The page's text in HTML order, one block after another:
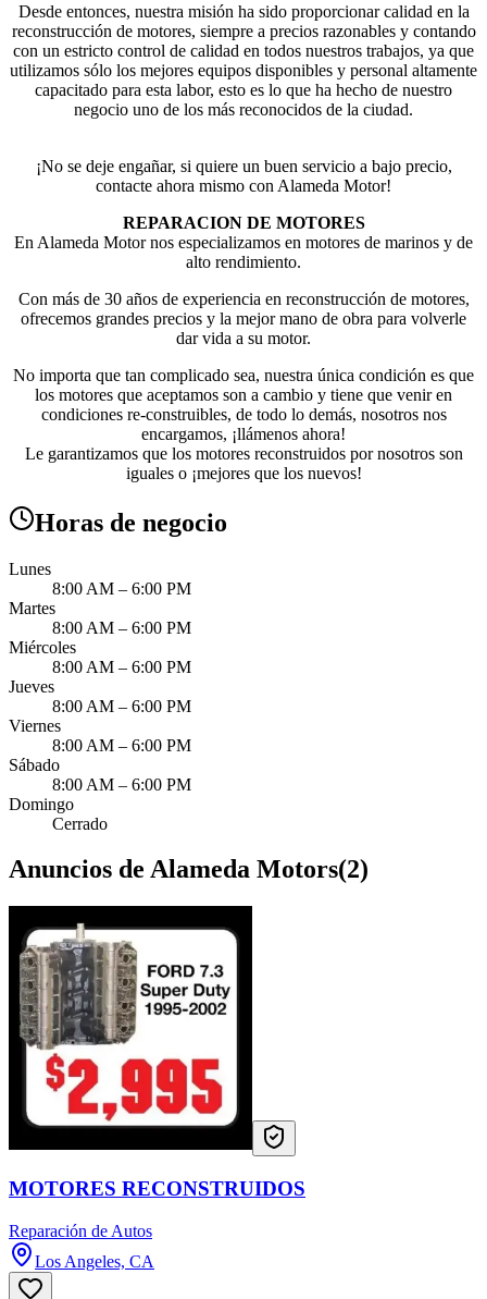
Desde entonces, nuestra misión ha sido proporcionar calidad en la
reconstrucción de motores, siempre a precios razonables y contando
con un estricto control de calidad en todos nuestros trabajos, ya que
utilizamos sólo los mejores equipos disponibles y personal altamente
capacitado para esta labor, esto es lo que ha hecho de nuestro
negocio uno de los más reconocidos de la ciudad.
¡No se deje engañar, si quiere un buen servicio a bajo precio,
contacte ahora mismo con Alameda Motor!
REPARACION DE MOTORES
En Alameda Motor nos especializamos en motores de marinos y de
alto rendimiento.
Con más de 30 años de experiencia en reconstrucción de motores,
ofrecemos grandes precios y la mejor mano de obra para volverle
dar vida a su motor.
No importa que tan complicado sea, nuestra única condición es que
los motores que aceptamos son a cambio y tiene que venir en
condiciones re-construibles, de todo lo demás, nosotros nos
encargamos, ¡llámenos ahora!
Le garantizamos que los motores reconstruidos por nosotros son
iguales o ¡mejores que los nuevos!
Horas de negocio
Lunes
8:00 AM – 6:00 PM
Martes
8:00 AM – 6:00 PM
Miércoles
8:00 AM – 6:00 PM
Jueves
8:00 AM – 6:00 PM
Viernes
8:00 AM – 6:00 PM
Sábado
8:00 AM – 6:00 PM
Domingo
Cerrado
Anuncios de Alameda Motors(2)
MOTORES RECONSTRUIDOS
Reparación de Autos
Los Angeles, CA